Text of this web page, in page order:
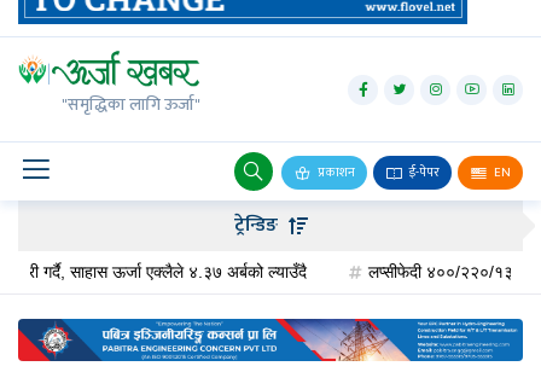
"समृद्धिका लागि ऊर्जा"
प्रकाशन ई-पेपर EN
सोलार
वायु
बायोग्यास
पेट्रोलियम
अन्तर्राष्ट्रिय
ट्रेन्डिङ
साहास ऊर्जा एक्लैले ४.३७ अर्बको ल्याउँदै लप्सीफेदी ४००/२२०/१३२ केभी